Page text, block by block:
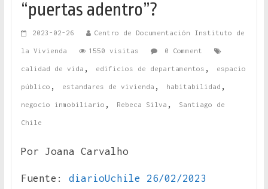
“puertas adentro”?
2023-02-26 Centro de Documentación Instituto de
la Vivienda 1550 visitas 0 Comment
calidad de vida , edificios de departamentos , espacio
público , estandares de vivienda , habitabilidad ,
negocio inmobiliario , Rebeca Silva , Santiago de
Chile
Por Joana Carvalho
Fuente: diarioUchile 26/02/2023